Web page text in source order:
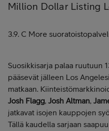
Million Dollar Listing
3.9. C More
Suosikkisarja palaa ruutuun
pääsevät jälleen Los
matkaan.
Josh Flagg, Josh Altman,
jatkavat isojen kauppojen
Tällä kaudella sarjaan